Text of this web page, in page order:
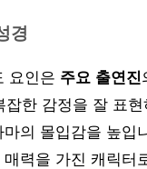
경
요인은 주요 출연진
잡한 감정을 잘 표
의 몰입감을 높입
력을 가진 캐릭터